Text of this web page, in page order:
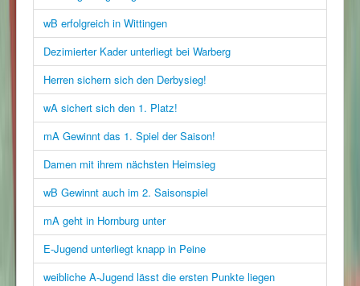
wB erfolgreich in Wittingen
Dezimierter Kader unterliegt bei Warberg
Herren sichern sich den Derbysieg!
wA sichert sich den 1. Platz!
mA Gewinnt das 1. Spiel der Saison!
Damen mit ihrem nächsten Heimsieg
wB Gewinnt auch im 2. Saisonspiel
mA geht in Hornburg unter
E-Jugend unterliegt knapp in Peine
weibliche A-Jugend lässt die ersten Punkte liegen